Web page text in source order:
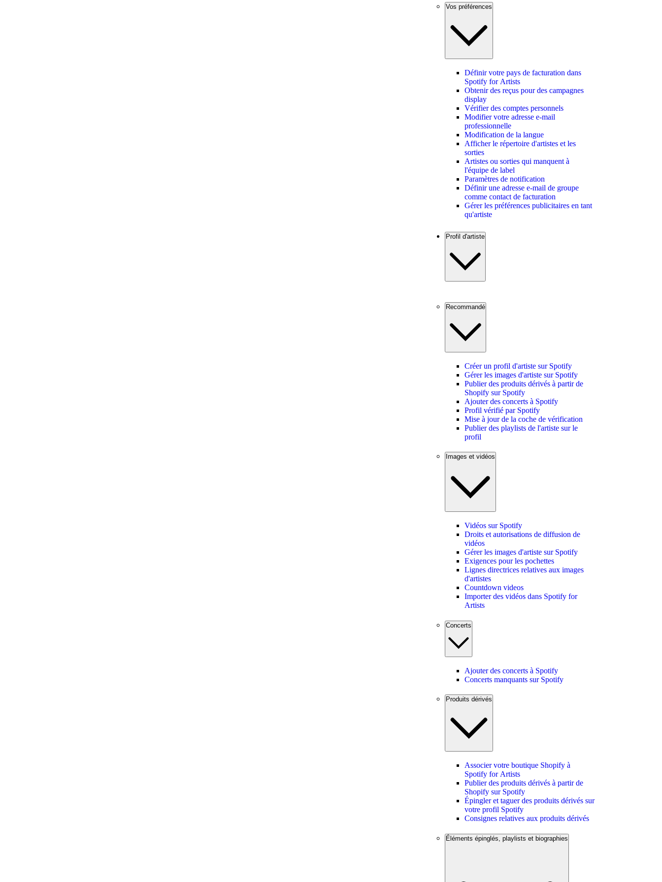
Vos préférences
Définir votre pays de facturation dans
Spotify for Artists
Obtenir des reçus pour des campagnes
display
Vérifier des comptes personnels
Modifier votre adresse e-mail
professionnelle
Modification de la langue
Afficher le répertoire d'artistes et les
sorties
Artistes ou sorties qui manquent à
l'équipe de label
Paramètres de notification
Définir une adresse e-mail de groupe
comme contact de facturation
Gérer les préférences publicitaires en tant
qu'artiste
Profil d'artiste
Recommandé
Créer un profil d'artiste sur Spotify
Gérer les images d'artiste sur Spotify
Publier des produits dérivés à partir de
Shopify sur Spotify
Ajouter des concerts à Spotify
Profil vérifié par Spotify
Mise à jour de la coche de vérification
Publier des playlists de l'artiste sur le
profil
Images et vidéos
Vidéos sur Spotify
Droits et autorisations de diffusion de
vidéos
Gérer les images d'artiste sur Spotify
Exigences pour les pochettes
Lignes directrices relatives aux images
d'artistes
Countdown videos
Importer des vidéos dans Spotify for
Artists
Concerts
Ajouter des concerts à Spotify
Concerts manquants sur Spotify
Produits dérivés
Associer votre boutique Shopify à
Spotify for Artists
Publier des produits dérivés à partir de
Shopify sur Spotify
Épingler et taguer des produits dérivés sur
votre profil Spotify
Consignes relatives aux produits dérivés
Éléments épinglés, playlists et biographies